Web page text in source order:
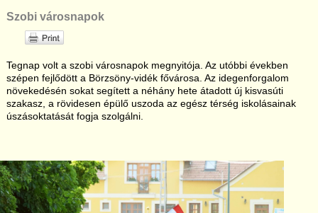
Szobi városnapok
Tegnap volt a szobi városnapok megnyitója. Az utóbbi években
szépen fejlődött a Börzsöny-vidék fővárosa. Az idegenforgalom
növekedésén sokat segített a néhány hete átadott új kisvasúti
szakasz, a rövidesen épülő uszoda az egész térség iskolásainak
úszásoktatását fogja szolgálni.